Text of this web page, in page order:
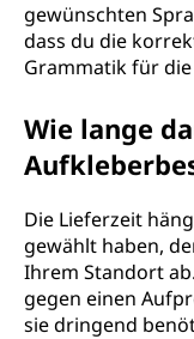
gewünschten
dass du die
Grammatik für
Wie lange
Die Lieferzeit
gewählt haben,
Ihrem Standort
gegen einen
sie dringend